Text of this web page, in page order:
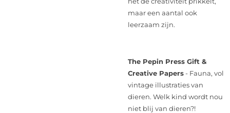
maar een aantal ook
leerzaam zijn.
The Pepin Press Gift &
Creative Papers- Fauna, vol
vintage illustraties van
dieren. Welk kind wordt nou
niet blij van dieren?!